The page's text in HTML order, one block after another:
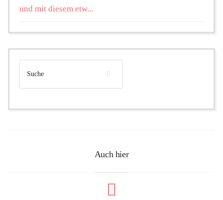
und mit diesem etw...
Auch hier